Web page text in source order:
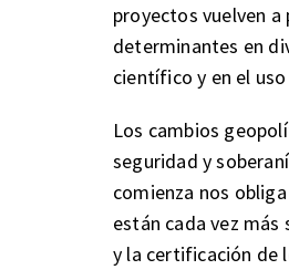
proyectos vuelven
determinantes en
científico y en el
Los cambios
seguridad y
comienza nos
están cada vez
y la certificación de